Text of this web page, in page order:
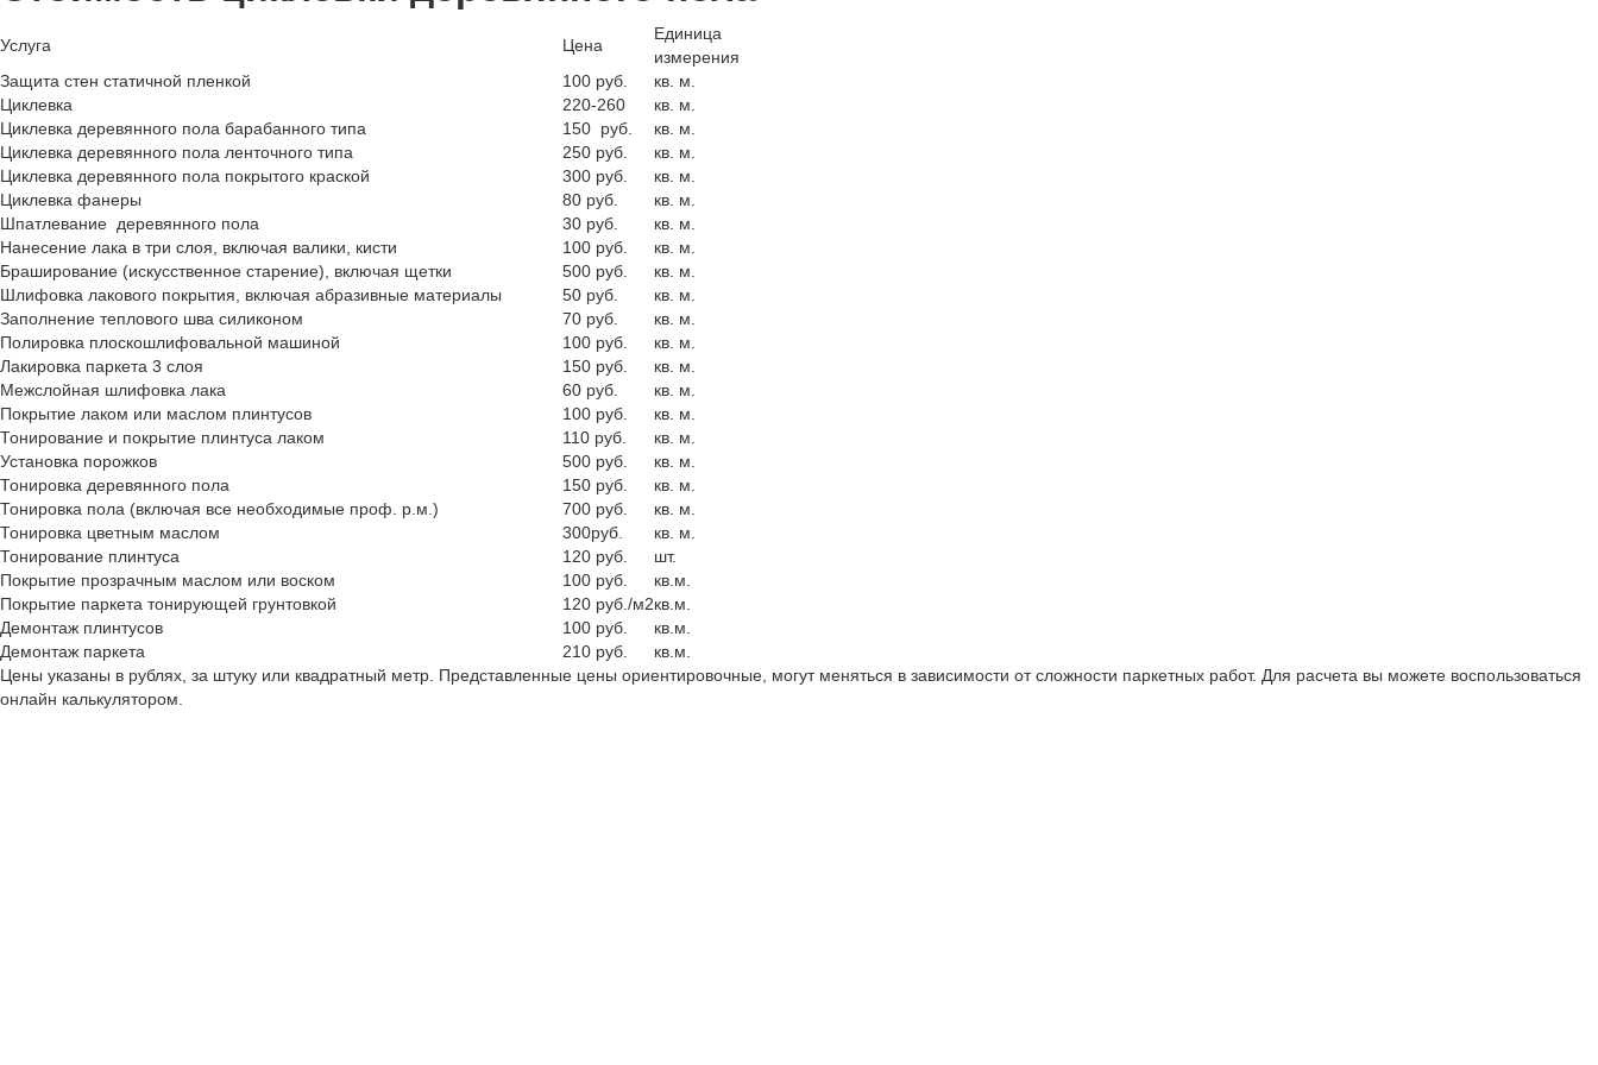
Услуга Цена
Единица
измерения
Защита стен статичной пленкой
100 руб.
кв. м.
Циклевка
220-260
кв. м.
Циклевка деревянного пола барабанного типа
150 руб.
кв. м.
Циклевка деревянного пола ленточного типа
250 руб.
кв. м.
Циклевка деревянного пола покрытого краской
300 руб.
кв. м.
Циклевка фанеры
80 руб.
кв. м.
Шпатлевание деревянного пола
30 руб.
кв. м.
Нанесение лака в три слоя, включая валики, кисти
100 руб.
кв. м.
Браширование (искусственное старение), включая щетки
500 руб.
кв. м.
Шлифовка лакового покрытия, включая абразивные материалы
50 руб.
кв. м.
Заполнение теплового шва силиконом
70 руб.
кв. м.
Полировка плоскошлифовальной машиной
100 руб.
кв. м.
Лакировка паркета 3 слоя
150 руб.
кв. м.
Межслойная шлифовка лака
60 руб.
кв. м.
Покрытие лаком или маслом плинтусов
100 руб.
кв. м.
Тонирование и покрытие плинтуса лаком
110 руб.
кв. м.
Установка порожков
500 руб.
кв. м.
Тонировка деревянного пола
150 руб.
кв. м.
Тонировка пола (включая все необходимые проф. р.м.)
700 руб.
кв. м.
Тонировка цветным маслом
300руб.
кв. м.
Тонирование плинтуса
120 руб.
шт.
Покрытие прозрачным маслом или воском
100 руб.
кв.м.
Покрытие паркета тонирующей грунтовкой
120 руб./м2кв.м.
Демонтаж плинтусов
100 руб.
кв.м.
Демонтаж паркета
210 руб.
кв.м.
Цены указаны в рублях, за штуку или квадратный метр. Представленные цены ориентировочные, могут меняться в зависимости от сложности паркетных работ. Для расчета вы можете воспользоваться
онлайн калькулятором.